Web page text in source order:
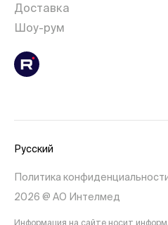
Доставка
Шоу-рум
Русский
Политика
2026 @ АО Интелмед
Информация на сайте носит